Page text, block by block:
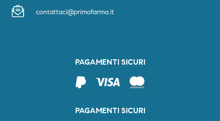
contattaci@primofarma.it
PAGAMENTI SICURI
PAGAMENTI SICURI